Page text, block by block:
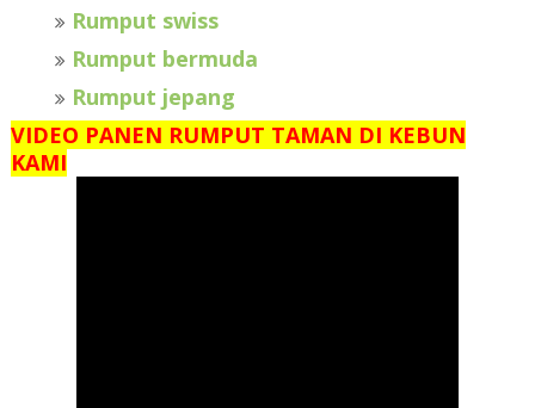
Rumput swiss
Rumput bermuda
Rumput jepang
VIDEO PANEN RUMPUT TAMAN DI KEBUN
KAMI